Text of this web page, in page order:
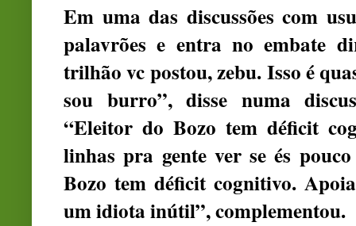
Em uma das discussões com
palavrões e entra no embate
trilhão vc postou, zebu. Isso é
sou burro”, disse numa
“Eleitor do Bozo tem déficit
linhas pra gente ver se és
Bozo tem déficit cognitivo.
um idiota inútil”, complementou.